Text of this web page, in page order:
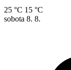
25 °C 15 °C
sobota 8. 8.